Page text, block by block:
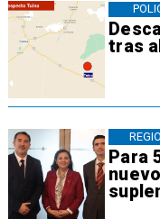
tras
Para